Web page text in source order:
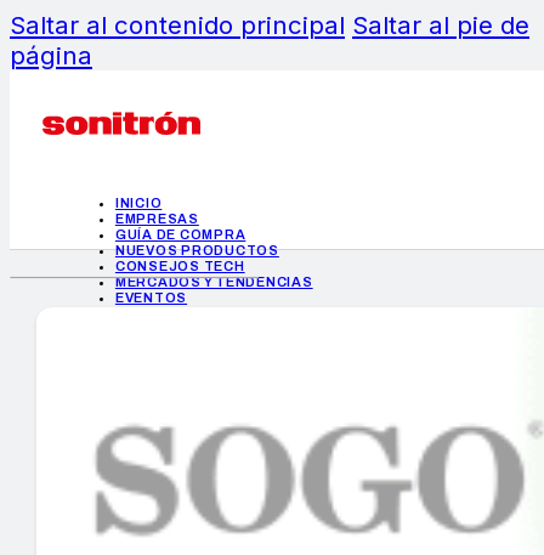
Saltar al contenido principal Saltar al pie de
página
INICIO
EMPRESAS
GUÍA DE COMPRA
NUEVOS PRODUCTOS
CONSEJOS TECH
MERCADOS Y TENDENCIAS
EVENTOS
INICIO
EMPRESAS